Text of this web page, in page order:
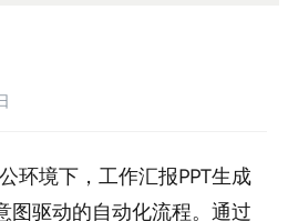
环境下，工作汇报PPT生成
图驱动的自动化流程。通过